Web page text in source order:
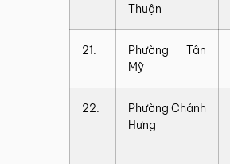
Thuận
21.
Phường Tân
Mỹ
22.
Phường Chánh
Hưng